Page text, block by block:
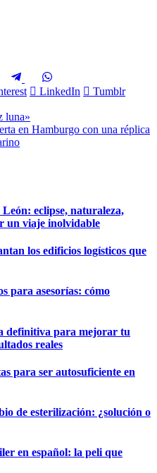
CompartirCompartir
en
en
LinkedIn
Tumblr
luna»
en Hamburgo con una réplica
eclipse, naturaleza,
un viaje inolvidable
los edificios logísticos que
para asesorías: cómo
definitiva para mejorar tu
reales
para ser autosuficiente en
de esterilización: ¿solución o
en español: la peli que